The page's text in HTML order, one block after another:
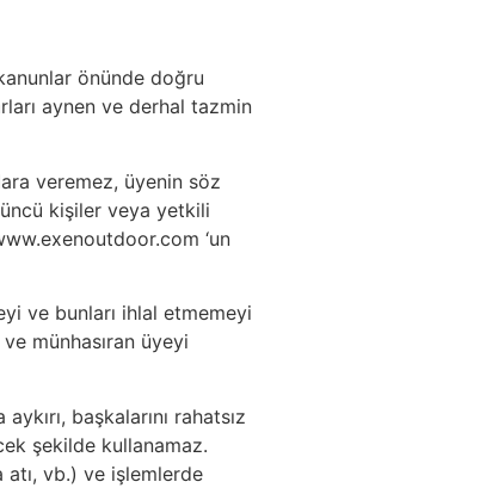
önünde doğru
aynen ve derhal tazmin
veremez, üyenin söz
kişiler veya yetkili
‘un
ve bunları ihlal etmemeyi
münhasıran üyeyi
başkalarını rahatsız
şekilde kullanamaz.
atı, vb.) ve işlemlerde